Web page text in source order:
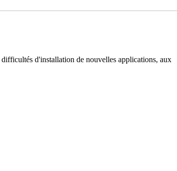
d'installation de nouvelles applications, aux